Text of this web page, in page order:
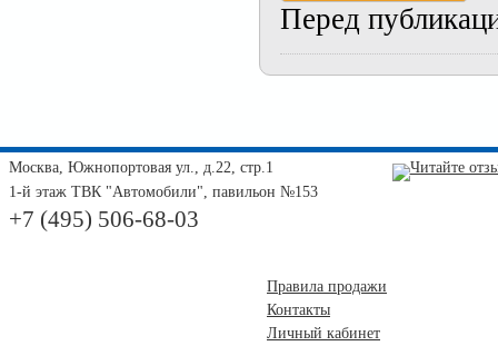
Перед
Москва, Южнопортовая ул., д.22, стр.1
1-й этаж ТВК "Автомобили", павильон №153
+7 (495) 506-68-03
Правила продажи
Контакты
Личный кабинет